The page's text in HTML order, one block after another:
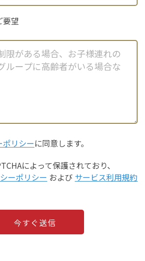
要望
ポリシーに同意します。
によって保護されており、
ーポリシー および サービス利用規約